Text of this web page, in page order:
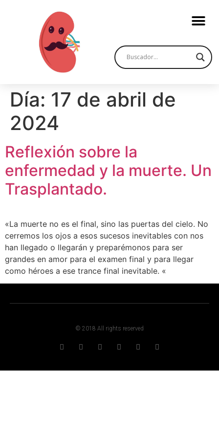
Día: 17 de abril de
2024
Reflexión sobre la
enfermedad y la muerte. Un
Trasplantado.
«La muerte no es el final, sino las puertas del cielo. No
cerremos los ojos a esos sucesos inevitables con nos
han llegado o llegarán y preparémonos para ser
grandes en amor para el examen final y para llegar
como héroes a ese trance final inevitable. «
© 2018 All rights reserved